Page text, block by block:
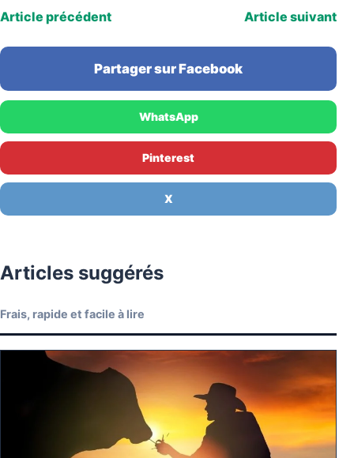
Article précédent Article suivant
Partager sur Facebook
WhatsApp
Pinterest
X
Articles suggérés
Frais, rapide et facile à lire